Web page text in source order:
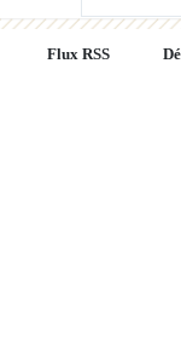
Flux RSS